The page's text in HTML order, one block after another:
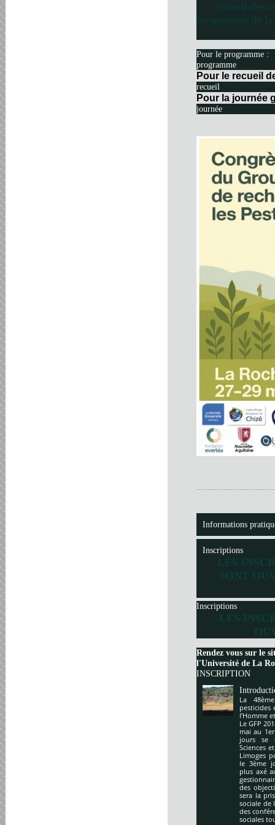
recueil des
programme de
Pour le programme :
programme
Pour le recueil
recueil
Pour la journée
journée
Informations
Inscriptions
LES
SONT
Inscriptions
LES
Rendez vous sur le
l'Université de La
INSCRIPTION
La
pesticides
l’Homme
Le GFP
mai au
jours se
Sciences
Limoges
le 3ème
plus axé
des
sera la
sociale de
des
sociales